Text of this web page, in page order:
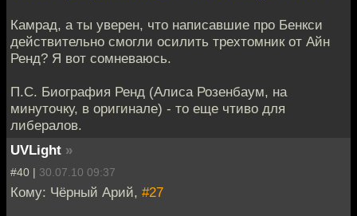
Камрад, а ты уверен, что написавшие про Бенкси
действительно смогли осилить трехтомник от Айн
Ренд? Я вот сомневаюсь.
П.С. Биография Ренд (Алиса Розенбаум, на
минуточку, в оригинале) - то еще чтиво для
либералов.
UVLight »
#40 | 30.07.10 09:37
Кому: Чёрный Арий, #27